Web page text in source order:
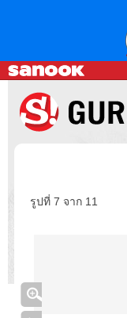
รูปที่ 7 จาก 11